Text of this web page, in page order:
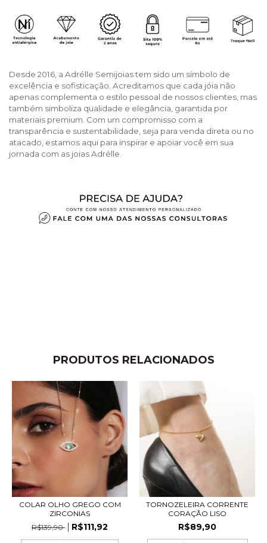
Desde 2016, a Adrélle Semijoias tem sido um símbolo de
excelência e sofisticação. Acreditamos que cada jóia não
apenas complementa o estilo pessoal de nossos clientes, mas
também simboliza qualidade e elegância, garantida por
materiais premium. Com um compromisso com a
transparência e sustentabilidade, seja para venda direta ou no
atacado, estamos aqui para inspirar e apoiar você em sua
jornada com as joias Adrélle.
PRODUTOS RELACIONADOS
COLAR OLHO GREGO COM
ZIRCONIAS
R$139,90
R$111,92
TORNOZELEIRA CORRENTE
CORAÇÃO LISO
R$89,90